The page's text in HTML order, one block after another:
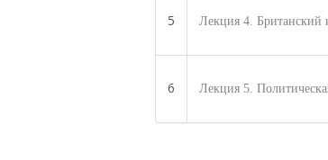
5 Лекция 4. Британский
6 Лекция 5.